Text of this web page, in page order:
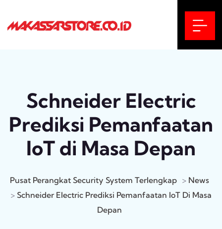
Schneider Electric
Prediksi Pemanfaatan
IoT di Masa Depan
Pusat Perangkat Security System Terlengkap > News
> Schneider Electric Prediksi Pemanfaatan IoT Di Masa
Depan